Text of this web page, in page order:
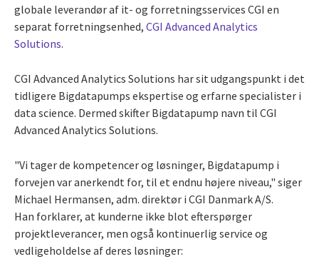
globale leverandør af it- og forretningsservices CGI en
separat forretningsenhed, CGI Advanced Analytics
Solutions.
CGI Advanced Analytics Solutions har sit udgangspunkt i det
tidligere Bigdatapumps ekspertise og erfarne specialister i
data science. Dermed skifter Bigdatapump navn til CGI
Advanced Analytics Solutions.
"Vi tager de kompetencer og løsninger, Bigdatapump i
forvejen var anerkendt for, til et endnu højere niveau," siger
Michael Hermansen, adm. direktør i CGI Danmark A/S.
Han forklarer, at kunderne ikke blot efterspørger
projektleverancer, men også kontinuerlig service og
vedligeholdelse af deres løsninger: